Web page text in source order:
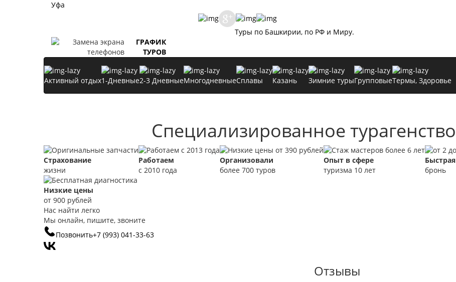
Уфа
Туры по Башкирии, по РФ и Миру.
ГРАФИК
ТУРОВ
Активный отдых1-Дневные2-3 ДневныеМногодневныеСплавы Казань Зимние турыГрупповыеТермы, Здоровье
Специализированное турагенство
Страхование
жизни
Работаем
с 2010 года
Организовали
более 700 туров
Опыт в сфере
туризма 10 лет
Быстрая
бронь
Низкие цены
от 900 рублей
Нас найти легко
Мы онлайн, пишите, звоните
Позвонить+7 (993) 041-33-63
Отзывы